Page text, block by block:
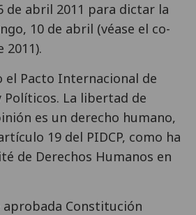
de abril 2011 para dictar la
10 de abril (véase el co-
2011).
el Pacto Internacional de
Políticos. La libertad de
es un derecho humano,
19 del PIDCP, como ha
de Derechos Humanos en
Constitución